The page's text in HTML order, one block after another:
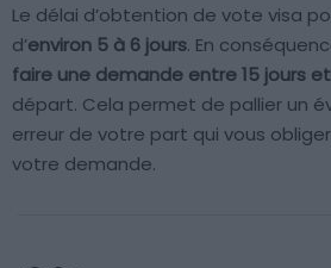
Le délai d’obtention de vote visa
d’environ 5 à 6 jours. En
faire une demande entre 15 jours
départ. Cela permet de pallier un
erreur de votre part qui vous
votre demande.